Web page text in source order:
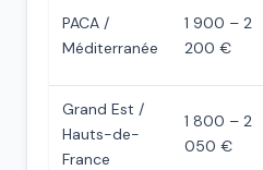
PACA /
Méditerranée
1 900 – 2
200 €
Grand Est /
Hauts-de-
France
1 800 – 2
050 €